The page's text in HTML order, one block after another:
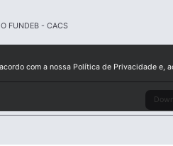
FUNDEB - CACS
com a nossa Política de Privacidade e,